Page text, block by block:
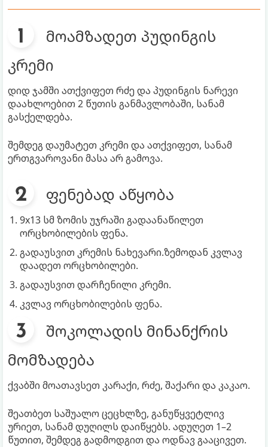
მოამზადეთ პუდინგის
კრემი
დიდ ჯამში ათქვიფეთ რძე და პუდინგის ნარევი
დაახლოებით 2 წუთის განმავლობაში, სანამ
გასქელდება.
შემდეგ დაუმატეთ კრემი და ათქვიფეთ, სანამ
ერთგვაროვანი მასა არ გამოვა.
ფენებად აწყობა
9x13 სმ ზომის უჯრაში გადაანაწილეთ
ორცხობილების ფენა.
გადაუსვით კრემის ნახევარი.ზემოდან კვლავ
დაადეთ ორცხობილები.
გადაუსვით დარჩენილი კრემი.
კვლავ ორცხობილების ფენა.
შოკოლადის მინანქრის
მომზადება
ქვაბში მოათავსეთ კარაქი, რძე, შაქარი და კაკაო.
შეათბეთ საშუალო ცეცხლზე, განუწყვეტლივ
ურიეთ, სანამ დუღილს დაიწყებს. ადუღეთ 1–2
წუთით, შემდეგ გადმოდგით და ოდნავ გააცივეთ.